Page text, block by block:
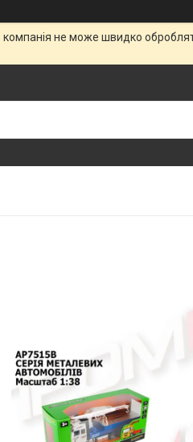
компанія не може швидко